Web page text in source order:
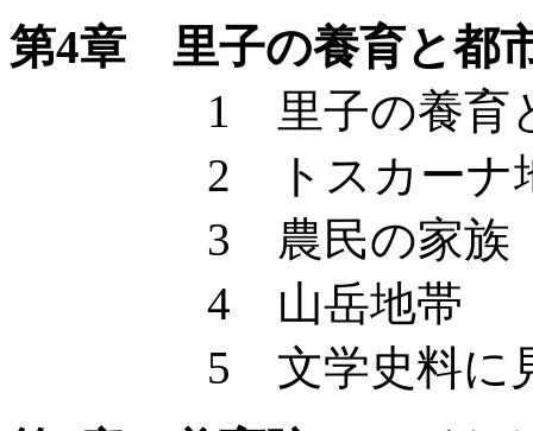
第4章 里子の養育と都
1 里子の養育と
2 トスカーナ地
3 農民の家族
4 山岳地帯
5 文学史料に見る